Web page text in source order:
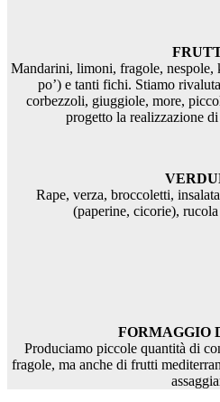
Mandarini, limoni, fragole, nespole,
po’) e tanti fichi. Stiamo
corbezzoli, giuggiole, more,
progetto la realizzazione
Rape, verza, broccoletti,
(paperine, cicorie),
FORMAGGIO
Produciamo piccole quantità di
fragole, ma anche di frutti